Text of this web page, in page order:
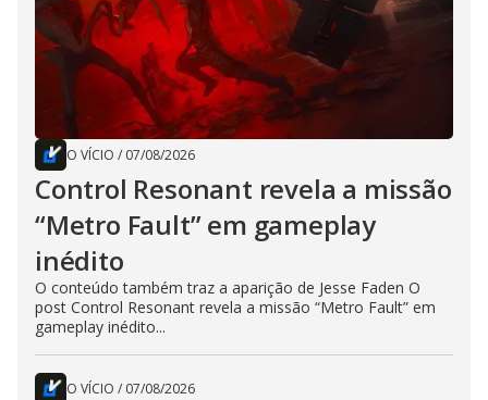
O VÍCIO / 07/08/2026
Control Resonant revela a missão
“Metro Fault” em gameplay
inédito
O conteúdo também traz a aparição de Jesse Faden O
post Control Resonant revela a missão “Metro Fault” em
gameplay inédito...
O VÍCIO / 07/08/2026